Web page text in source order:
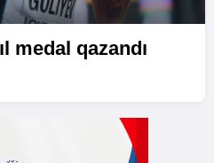
medal qazandı